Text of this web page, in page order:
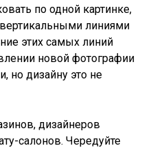
по одной картинке,
линиями
этих самых линий
новой фотографии
но дизайну это не
дизайнеров
салонов. Чередуйте